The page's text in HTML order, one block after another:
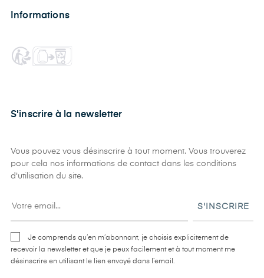
Informations
S'inscrire à la newsletter
Vous pouvez vous désinscrire à tout moment. Vous trouverez
pour cela nos informations de contact dans les conditions
d'utilisation du site.
S'INSCRIRE
Je comprends qu’en m’abonnant, je choisis explicitement de
recevoir la newsletter et que je peux facilement et à tout moment me
désinscrire en utilisant le lien envoyé dans l’email.